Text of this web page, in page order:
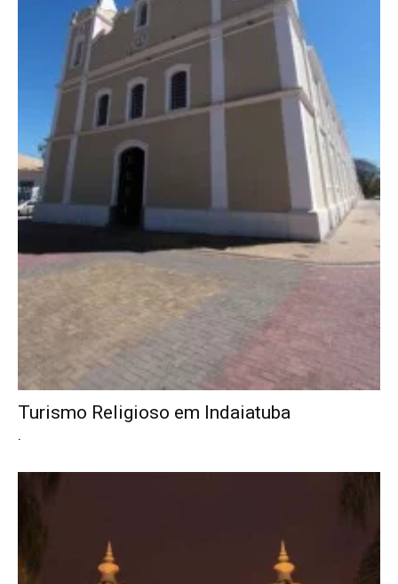
Turismo Religioso em Indaiatuba
.